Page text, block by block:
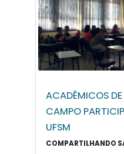
ACADÊMICOS
CAMPO
UFSM
COMPARTILHANDO